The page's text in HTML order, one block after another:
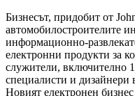
Бизнесът, придобит от
автомобилостроителите
информационно-
електронни продукти за
служители, включително
специалисти и
Новият електронен